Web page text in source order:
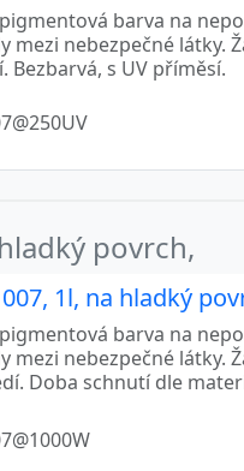
barva na
mezi nebezpečné látky.
s UV příměsí.
povrch,
1l, na hladký
barva na
mezi nebezpečné látky.
Doba schnutí dle